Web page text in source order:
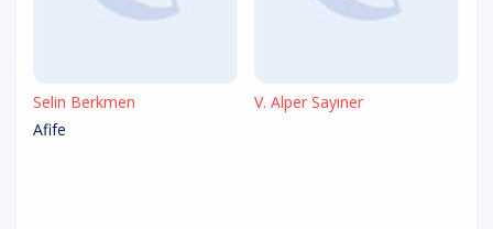
Selin Berkmen
Afife
V. Alper Sayıner